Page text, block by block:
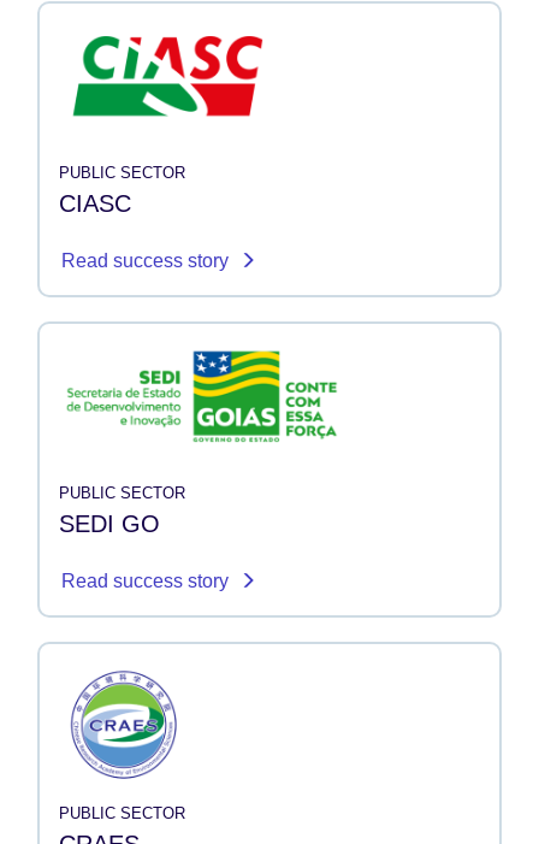
PUBLIC SECTOR
CIASC
Read success story
PUBLIC SECTOR
SEDI GO
Read success story
PUBLIC SECTOR